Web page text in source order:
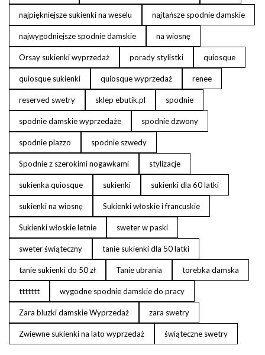
najpiękniejsze sukienki na weselu najtańsze spodnie damskie
najwygodniejsze spodnie damskie na wiosnę
Orsay sukienki wyprzedaż porady stylistki quiosque
quiosque sukienki quiosque wyprzedaż renee
reserved swetry sklep ebutik.pl spodnie
spodnie damskie wyprzedaże spodnie dzwony
spodnie plazzo spodnie szwedy
Spodnie z szerokimi nogawkami stylizacje
sukienka quiosque sukienki sukienki dla 60 latki
sukienki na wiosnę Sukienki włoskie i francuskie
Sukienki włoskie letnie sweter w paski
sweter świąteczny tanie sukienki dla 50 latki
tanie sukienki do 50 zł Tanie ubrania torebka damska
ttttttt wygodne spodnie damskie do pracy
Zara bluzki damskie Wyprzedaż zara swetry
Zwiewne sukienki na lato wyprzedaż świąteczne swetry